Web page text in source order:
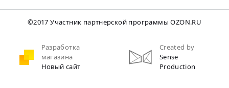
©2017 Участник партнерской программы OZON.RU
Разработка
магазина
Новый сайт
Created by
Sense
Production